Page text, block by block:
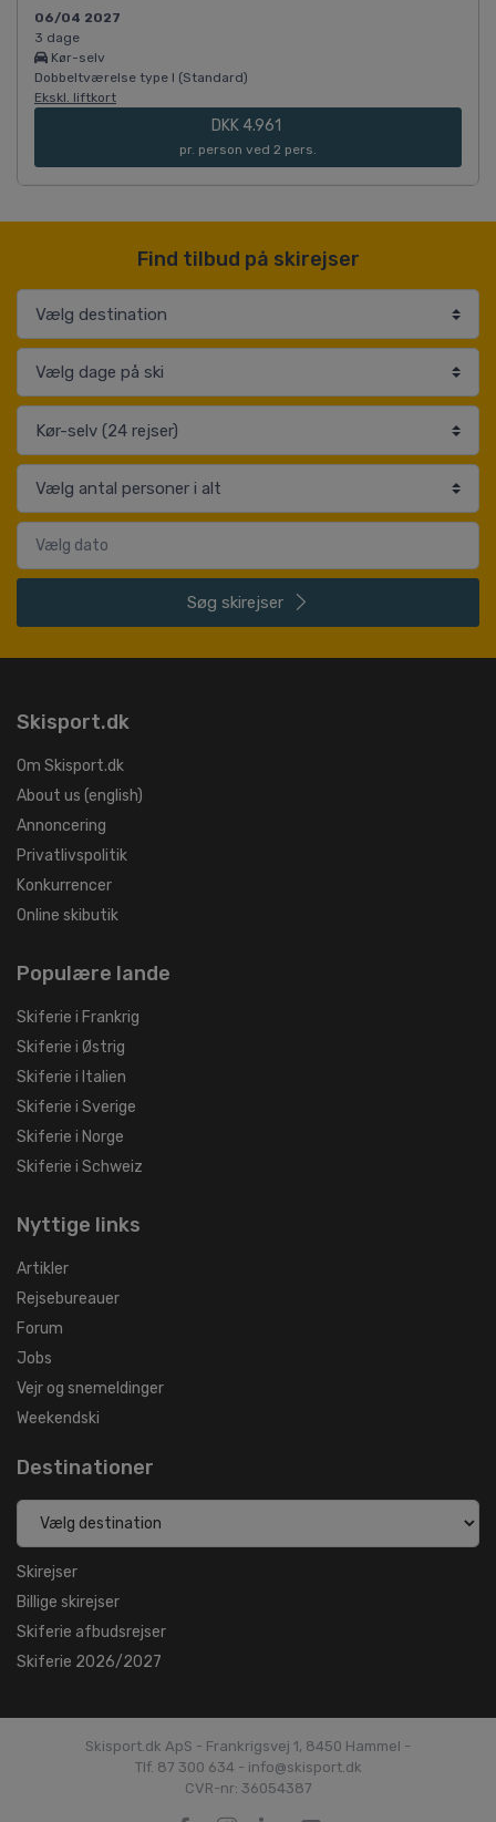
06/04 2027
3 dage
Kør-selv
Dobbeltværelse type I (Standard)
Ekskl. liftkort
DKK 4.961
pr. person ved 2 pers.
Find tilbud på skirejser
Søg skirejser
Skisport.dk
Om Skisport.dk
About us (english)
Annoncering
Privatlivspolitik
Konkurrencer
Online skibutik
Populære lande
Skiferie i Frankrig
Skiferie i Østrig
Skiferie i Italien
Skiferie i Sverige
Skiferie i Norge
Skiferie i Schweiz
Nyttige links
Artikler
Rejsebureauer
Forum
Jobs
Vejr og snemeldinger
Weekendski
Destinationer
Skirejser
Billige skirejser
Skiferie afbudsrejser
Skiferie 2026/2027
Skisport.dk ApS - Frankrigsvej 1, 8450 Hammel -
Tlf. 87 300 634 - info@skisport.dk
CVR-nr: 36054387